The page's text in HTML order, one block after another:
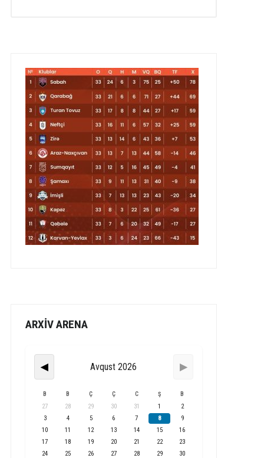
ARXİV ARENA
◀ Avqust 2026 ▶
B B Ç Ç C Ş B
27 28 29 30 31 1
2
3
4 5 6 7 8
9
10
11 12 13 14 15
16
17
18 19 20 21 22
23
24
25 26 27 28 29
30